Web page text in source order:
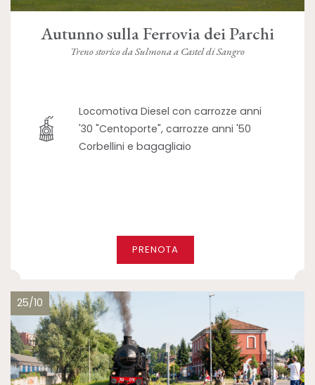
Autunno sulla Ferrovia dei Parchi
Treno storico da Sulmona a Castel di Sangro
Locomotiva Diesel con carrozze anni
'30 "Centoporte", carrozze anni '50
Corbellini e bagagliaio
PRENOTA
25/10